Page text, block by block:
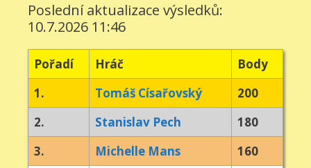
Poslední aktualizace výsledků:
10.7.2026 11:46
Pořadí Hráč
Body
1.
Tomáš Císařovský
200
2.
Stanislav Pech
180
3.
Michelle Mans
160